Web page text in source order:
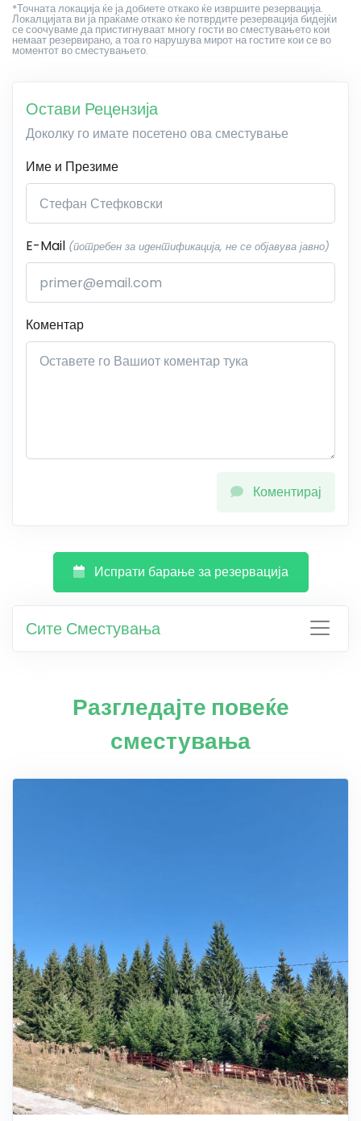
*Точната локација ќе ја добиете откако ќе извршите резервација.
Локалцијата ви ја праќаме откако ќе потврдите резервација бидејќи
се соочуваме да пристигнуваат многу гости во сместувањето кои
немаат резервирано, а тоа го нарушува мирот на гостите кои се во
моментот во сместувањето.
Остави Рецензија
Доколку го имате посетено ова сместување
Име и Презиме
E-Mail (потребен за идентификација, не се објавува јавно)
Коментар
Коментирај
Испрати барање за резервација
Сите Сместувања
Разгледајте повеќе
сместувања